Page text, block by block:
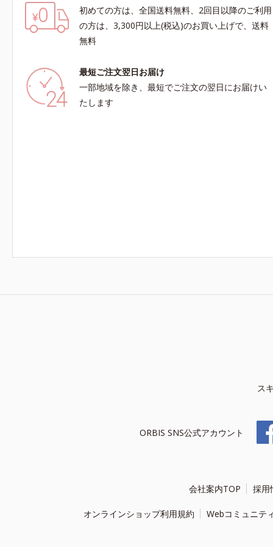
初めての方は、全国送料無料、2回目以降のご利用
の方は、3,300円以上(税込)のお買い上げで、送料
無料
最短ご注文翌日お届け
一部地域を除き、最短でご注文の翌日にお届けい
たします
ス
ORBIS SNS公式アカウント
会社案内TOP 採用
オンラインショップ利用規約 Webコミュニテ